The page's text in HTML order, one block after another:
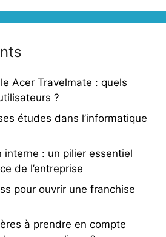
Acer Travelmate : quels
?
études dans l’informatique
interne : un pilier essentiel
de l’entreprise
pour ouvrir une franchise
à prendre en compte